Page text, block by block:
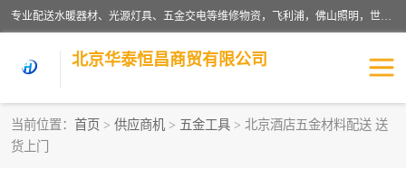
专业配送水暖器材、光源灯具、五金交电等维修物资，飞利浦，佛山照明，世达，博世，九牧，特陶等各产品涉及国内外知名品牌。公司专注与物业、学校、酒店、工厂等单位合作，提供一站式配送服务，降低客户综合成本。依托电子商务改变传统模式，以专业的团队为客户提供24H物资配送到达，货到月结、统一开票，便捷退换等服务，提高了企业的运营效率。
北京华泰恒昌商贸有限公司
当前位置： 首页 > 供应商机 > 五金工具 > 北京酒店五金材料配送 送
货上门
水暖阀门